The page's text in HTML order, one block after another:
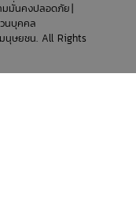
มมั่นคงปลอดภัย
นบุคคล
นุษยชน. All Rights